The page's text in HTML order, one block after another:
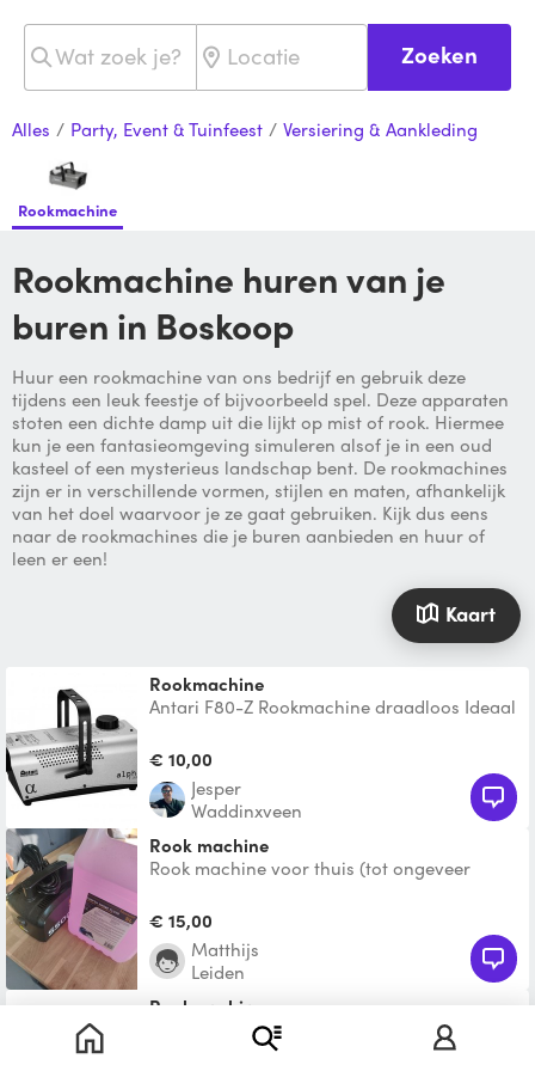
Zoeken
Alles / Party, Event & Tuinfeest / Versiering & Aankleding
Rookmachine
Rookmachine huren van je
buren in Boskoop
Huur een rookmachine van ons bedrijf en gebruik deze
tijdens een leuk feestje of bijvoorbeeld spel. Deze apparaten
stoten een dichte damp uit die lijkt op mist of rook. Hiermee
kun je een fantasieomgeving simuleren alsof je in een oud
kasteel of een mysterieus landschap bent. De rookmachines
zijn er in verschillende vormen, stijlen en maten, afhankelijk
van het doel waarvoor je ze gaat gebruiken. Kijk dus eens
naar de rookmachines die je buren aanbieden en huur of
leen er een!
Kaart
Rookmachine
Antari F80-Z Rookmachine draadloos Ideaal
Brand/rookmelders teste
€ 10,00
Jesper
Waddinxveen
Rook machine
Rook machine voor thuis (tot ongeveer
€ 15,00
Matthijs
Leiden
Rookmachine
1000w Rookmachine. Inclusief vloeistof en
de afstandbediening van 5m.